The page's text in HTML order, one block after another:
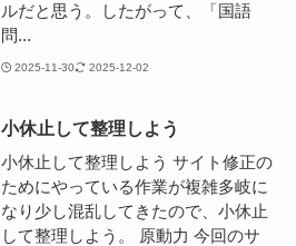
ルだと思う。したがって、「国語
問...
2025-11-30 2025-12-02
小休止して整理しよう
小休止して整理しよう サイト修正の
ためにやっている作業が複雑多岐に
なり少し混乱してきたので、小休止
して整理しよう。 原動力 今回のサ